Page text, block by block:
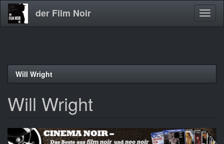
Direkt
der Film Noir
Will Wright
Will Wright